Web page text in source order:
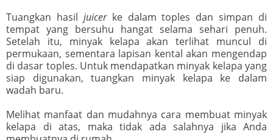
Tuangkan hasil juicerke dalam toples dan simpan di
tempat yang bersuhu hangat selama sehari penuh.
Setelah itu, minyak kelapa akan terlihat muncul di
permukaan, sementara lapisan kental akan mengendap
di dasar toples. Untuk mendapatkan minyak kelapa yang
siap digunakan, tuangkan minyak kelapa ke dalam
wadah baru.
Melihat manfaat dan mudahnya cara membuat minyak
kelapa di atas, maka tidak ada salahnya jika Anda